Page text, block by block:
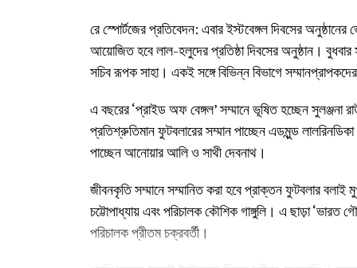
রে স্পোর্টজের প্রতিবেদন: এবার ইস্টবেঙ্গল দিবসের
আয়োজিত হবে লাল-হলুদের প্রতিষ্ঠা দিবসের অনুষ্ঠান। বুধবার
সচিব রূপক সাহা। একই সঙ্গে বিভিন্ন বিভাগে
এ বছরের ‘প্রাইড অফ বেঙ্গল’ সম্মানে ভূষিত হচ্ছেন সুলঞ্জনা
প্রতিশ্রুতিমান ফুটবলারের সম্মান পাচ্ছেন এডমুন্ড
পাচ্ছেন আনোয়ার আলি ও সাথী দেবনাথ।
জীবনকৃতি সম্মানে সম্মানিত করা হবে প্রাক্তন ফুটবলার
চট্টোপাধ্যায় এবং পরিচালক কৌশিক গাঙ্গুলি। এ ছাড়া ‘ভারত
পরিচালক প্রীতম চক্রবর্তী।